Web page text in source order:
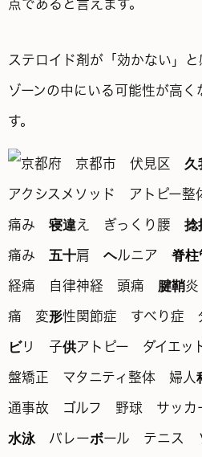
点であると言えます。
ステロイド剤が「効かない」
ゾーンの中にいる可能性が高
す。